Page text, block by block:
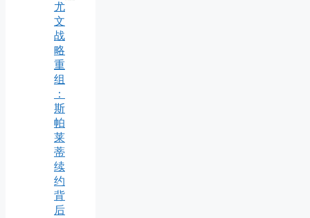
尤
文
战
略
重
组
：
斯
帕
莱
蒂
续
约
背
后